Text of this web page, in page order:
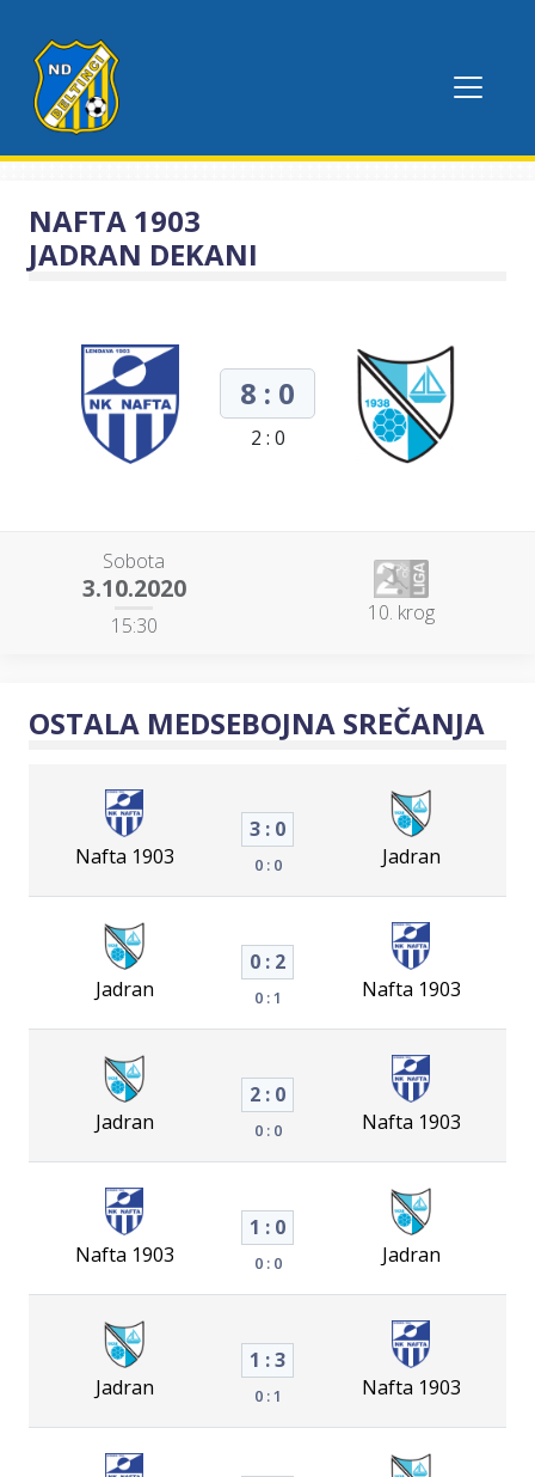
NAFTA 1903
JADRAN DEKANI
8 : 0
2 : 0
Sobota
3.10.2020
15:30 10. krog
OSTALA MEDSEBOJNA SREČANJA
Nafta 1903
3 : 0
0 : 0 Jadran
Jadran
0 : 2
0 : 1 Nafta 1903
Jadran
2 : 0
0 : 0 Nafta 1903
Nafta 1903
1 : 0
0 : 0 Jadran
Jadran
1 : 3
0 : 1 Nafta 1903